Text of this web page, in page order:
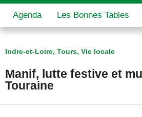
Agenda Les Bonnes Tables
Indre-et-Loire, Tours, Vie locale
Manif, lutte festive et
Touraine